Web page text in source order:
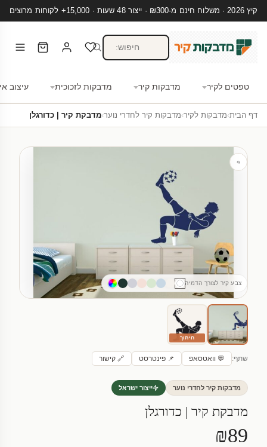
קיץ 2026 · משלוח חינם מ-₪300 · ייצור 48 שעות · 15,000+ לקוחות מרוצים
טפטים לקיר מדבקות קיר מדבקות לזכוכית עיצוב
דף הבית›מדבקות לקיר›מדבקות קיר לחדרי נוער›מדבקת קיר | כדורגלן
צבע קיר לצורך הדמיה
חיתוך
שתף: 💬 וואטסאפ 📌 פינטרסט 🔗 קישור
מדבקות קיר לחדרי נוער ייצור ישראל
מדבקת קיר | כדורגלן
₪89